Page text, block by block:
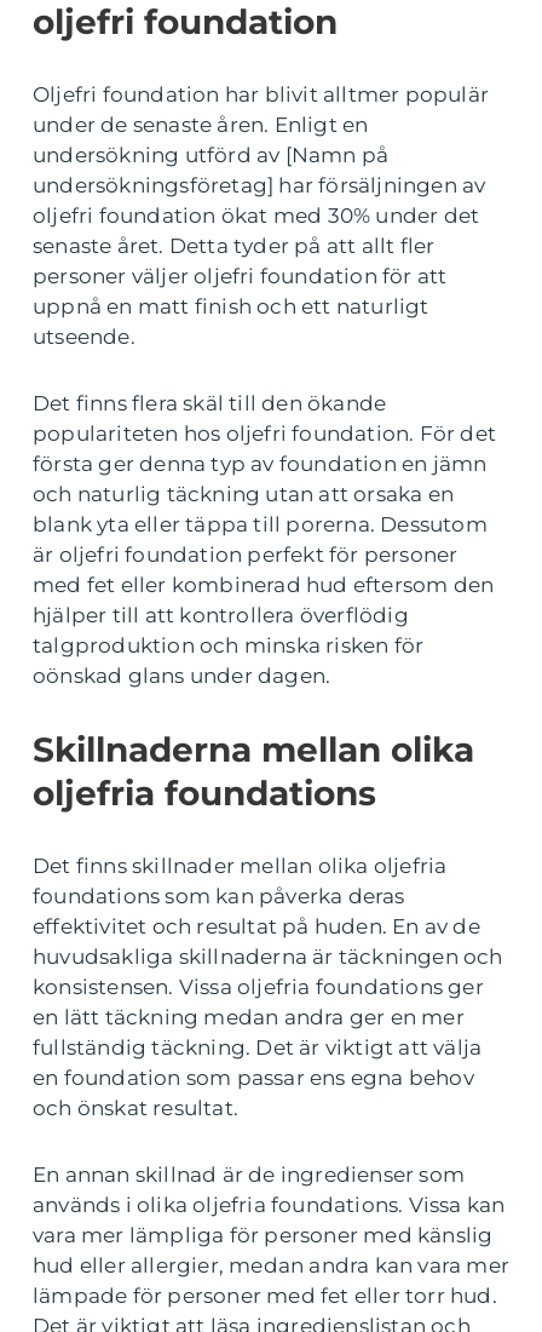
oljefri foundation
Oljefri foundation har blivit alltmer populär
under de senaste åren. Enligt en
undersökning utförd av [Namn på
undersökningsföretag] har försäljningen av
oljefri foundation ökat med 30% under det
senaste året. Detta tyder på att allt fler
personer väljer oljefri foundation för att
uppnå en matt finish och ett naturligt
utseende.
Det finns flera skäl till den ökande
populariteten hos oljefri foundation. För det
första ger denna typ av foundation en jämn
och naturlig täckning utan att orsaka en
blank yta eller täppa till porerna. Dessutom
är oljefri foundation perfekt för personer
med fet eller kombinerad hud eftersom den
hjälper till att kontrollera överflödig
talgproduktion och minska risken för
oönskad glans under dagen.
Skillnaderna mellan olika
oljefria foundations
Det finns skillnader mellan olika oljefria
foundations som kan påverka deras
effektivitet och resultat på huden. En av de
huvudsakliga skillnaderna är täckningen och
konsistensen. Vissa oljefria foundations ger
en lätt täckning medan andra ger en mer
fullständig täckning. Det är viktigt att välja
en foundation som passar ens egna behov
och önskat resultat.
En annan skillnad är de ingredienser som
används i olika oljefria foundations. Vissa kan
vara mer lämpliga för personer med känslig
hud eller allergier, medan andra kan vara mer
lämpade för personer med fet eller torr hud.
Det är viktigt att läsa ingredienslistan och